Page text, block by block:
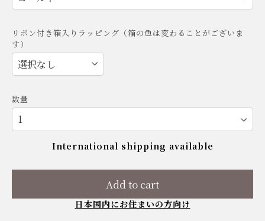
リボン付き箱入りラッピング（箱の色は変わることがございま
す）
数量
International shipping available
Add to cart
日本国内にお住まいの方向け